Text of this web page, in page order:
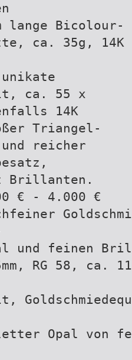
lange Bicolour-
ca. 35g, 14K
unikate
ca. 55 x
14K
Triangel-
und reicher
Brillanten.
€ - 4.000 €
und feinen
RG 58, ca.
Opal von